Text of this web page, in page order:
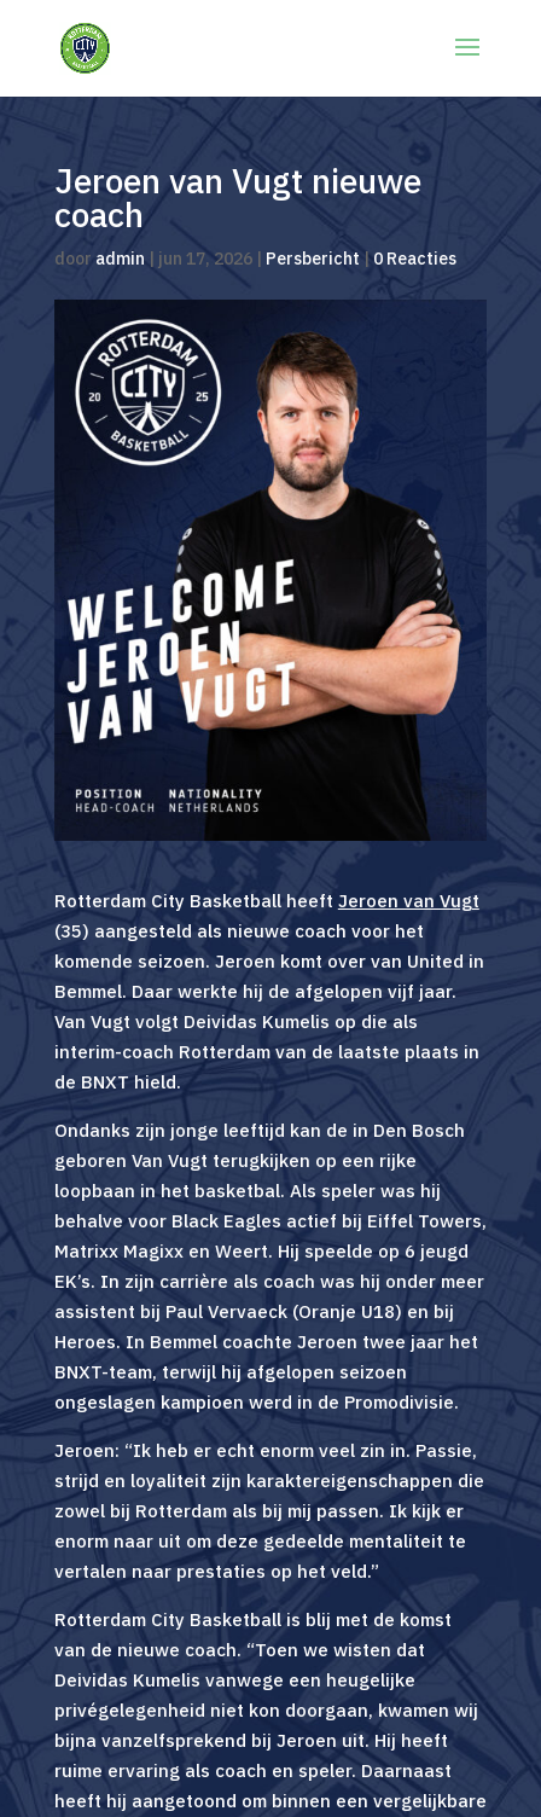
Jeroen van Vugt nieuwe
coach
door admin | jun 17, 2026| Persbericht |0 Reacties
Rotterdam City Basketball heeft Jeroen van Vugt
(35) aangesteld als nieuwe coach voor het
komende seizoen. Jeroen komt over van United in
Bemmel. Daar werkte hij de afgelopen vijf jaar.
Van Vugt volgt Deividas Kumelis op die als
interim-coach Rotterdam van de laatste plaats in
de BNXT hield.
Ondanks zijn jonge leeftijd kan de in Den Bosch
geboren Van Vugt terugkijken op een rijke
loopbaan in het basketbal. Als speler was hij
behalve voor Black Eagles actief bij Eiffel Towers,
Matrixx Magixx en Weert. Hij speelde op 6 jeugd
EK’s. In zijn carrière als coach was hij onder meer
assistent bij Paul Vervaeck (Oranje U18) en bij
Heroes. In Bemmel coachte Jeroen twee jaar het
BNXT-team, terwijl hij afgelopen seizoen
ongeslagen kampioen werd in de Promodivisie.
Jeroen: “Ik heb er echt enorm veel zin in. Passie,
strijd en loyaliteit zijn karaktereigenschappen die
zowel bij Rotterdam als bij mij passen. Ik kijk er
enorm naar uit om deze gedeelde mentaliteit te
vertalen naar prestaties op het veld.”
Rotterdam City Basketball is blij met de komst
van de nieuwe coach. “Toen we wisten dat
Deividas Kumelis vanwege een heugelijke
privégelegenheid niet kon doorgaan, kwamen wij
bijna vanzelfsprekend bij Jeroen uit. Hij heeft
ruime ervaring als coach en speler. Daarnaast
heeft hij aangetoond om binnen een vergelijkbare